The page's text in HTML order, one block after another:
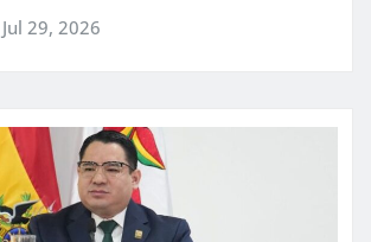
Jul 29, 2026